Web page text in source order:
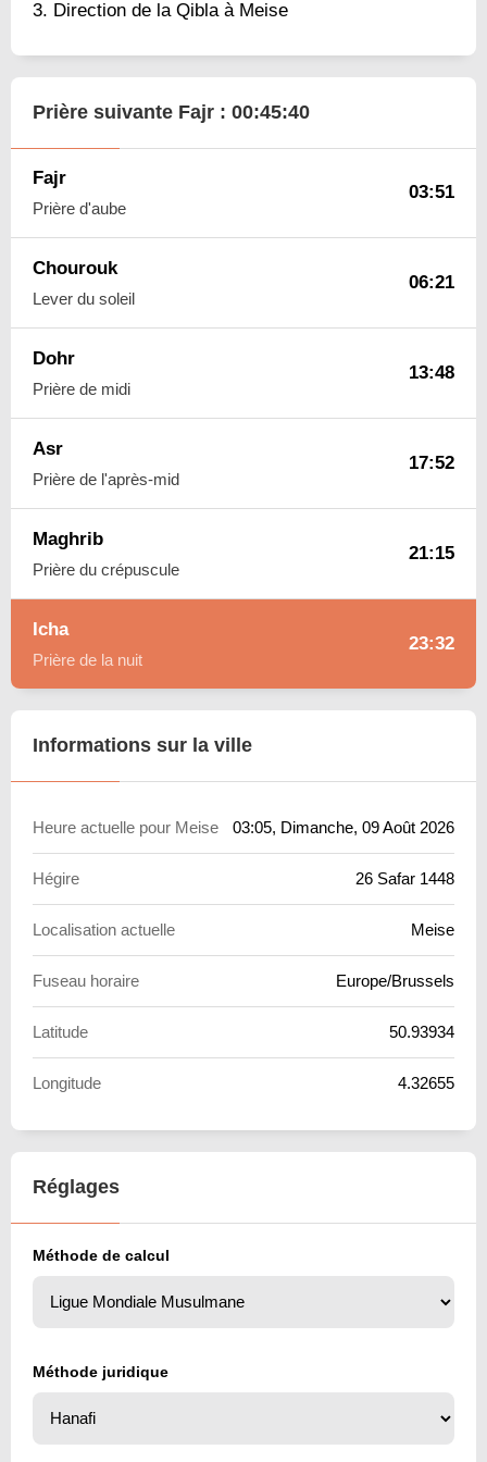
Direction de la Qibla à Meise
Prière suivante Fajr : 00:45:39
Fajr
Prière d'aube
03:51
Chourouk
Lever du soleil
06:21
Dohr
Prière de midi
13:48
Asr
Prière de l'après-mid
17:52
Maghrib
Prière du crépuscule
21:15
Icha
Prière de la nuit
23:32
Informations sur la ville
Heure actuelle pour Meise 03:05, Dimanche, 09 Août 2026
Hégire 26 Safar 1448
Localisation actuelle Meise
Fuseau horaire Europe/Brussels
Latitude 50.93934
Longitude 4.32655
Réglages
Méthode de calcul
Méthode juridique